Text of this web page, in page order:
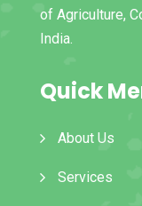
of Agriculture,
India.
Quick
About Us
Services